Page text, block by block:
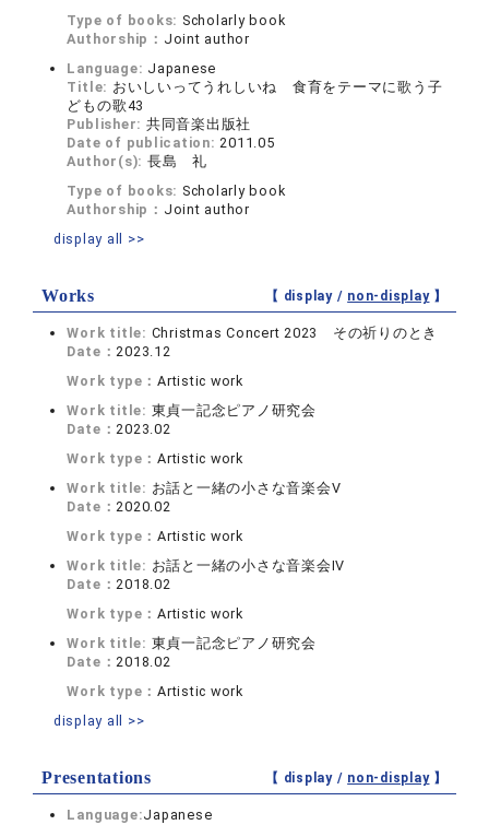
Type of books: Scholarly book
Authorship： Joint author
Language: Japanese
Title: おいしいってうれしいね 食育をテーマに歌う子
どもの歌43
Publisher: 共同音楽出版社
Date of publication: 2011.05
Author(s): 長島 礼
Type of books: Scholarly book
Authorship： Joint author
display all >>
Works 【 display / non-display】
Work title: Christmas Concert 2023 その祈りのとき
Date： 2023.12
Work type：Artistic work
Work title: 東貞一記念ピアノ研究会
Date： 2023.02
Work type：Artistic work
Work title: お話と一緒の小さな音楽会Ⅴ
Date： 2020.02
Work type：Artistic work
Work title: お話と一緒の小さな音楽会Ⅳ
Date： 2018.02
Work type：Artistic work
Work title: 東貞一記念ピアノ研究会
Date： 2018.02
Work type：Artistic work
display all >>
Presentations 【 display / non-display】
Language:Japanese